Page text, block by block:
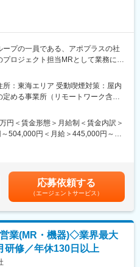
募制度を使って、治験支援などに携
製薬会社のプロジェクトで働ける
業務理解）
ージャーなど周囲のサポートを受
アチェンジの可能性アリ）
タートできる環境
輩MRが成長をサポート
担）※条件あり
プの一員である、アポプラスの社
プロジェクト担当MRとして業務に従
多岐に渡りますので、今までの経験
。
きます。
スーパーバイザー(SV)より、日々の
られる環境です。全国にSVを配置
体制をとっています。
MRとしての働き方以外にも、スキ
ネージャー等のマネジメント業
てMR経験を活かした業務に就くな
す。
所：東海エリア 受動喫煙対策：屋内
める事業所（リモートワーク含
円＜賃金形態＞月給制＜賃金内訳＞
504,000円＜月給＞445,000円～
福利厚生」欄をご参照ください。昇
収UP★赴任先の評価次第で大幅に
績給改定）賃金はあくまでも目安
下する可能性があります。月給(月
す。
応募依頼する
（エージェントサービス）
業(MR・機器)◇業界最大
研修／年休130日以上